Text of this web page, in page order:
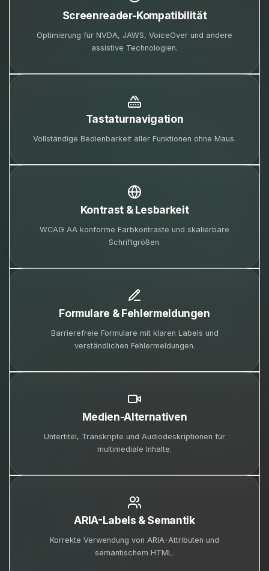
Screenreader-Kompatibilität
Optimierung für NVDA, JAWS, VoiceOver und andere
assistive Technologien.
Tastaturnavigation
Vollständige Bedienbarkeit aller Funktionen ohne Maus.
Kontrast & Lesbarkeit
WCAG AA konforme Farbkontraste und skalierbare
Schriftgrößen.
Formulare & Fehlermeldungen
Barrierefreie Formulare mit klaren Labels und
verständlichen Fehlermeldungen.
Medien-Alternativen
Untertitel, Transkripte und Audiodeskriptionen für
multimediale Inhalte.
ARIA-Labels & Semantik
Korrekte Verwendung von ARIA-Attributen und
semantischem HTML.